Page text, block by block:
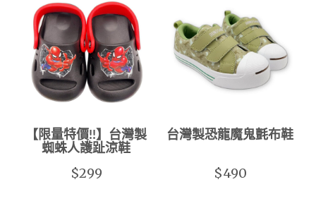
【限量特價!!】台灣製
蜘蛛人護趾涼鞋
$299
台灣製恐龍魔鬼氈布鞋
$490